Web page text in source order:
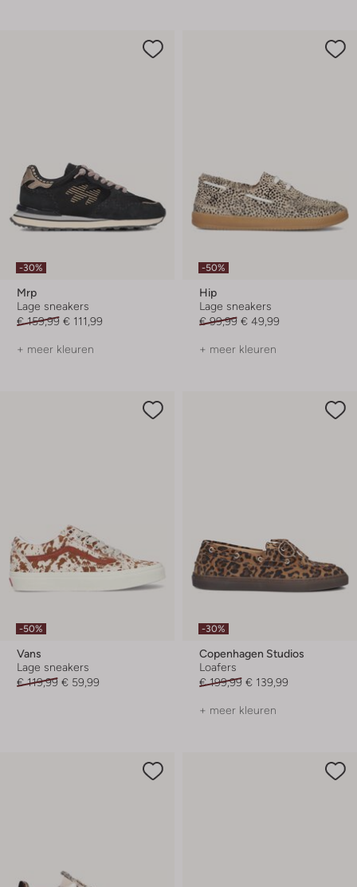
-30%
Mrp
Lage sneakers
€ 159,99 € 111,99
+ meer kleuren
-50%
Hip
Lage sneakers
€ 99,99 € 49,99
+ meer kleuren
-50%
Vans
Lage sneakers
€ 119,99 € 59,99
-30%
Copenhagen Studios
Loafers
€ 199,99 € 139,99
+ meer kleuren